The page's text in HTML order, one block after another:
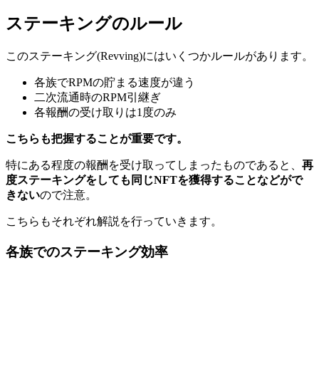
ステーキングのルール
このステーキング(Revving)にはいくつかルールがあります。
各族でRPMの貯まる速度が違う
二次流通時のRPM引継ぎ
各報酬の受け取りは1度のみ
こちらも把握することが重要です。
特にある程度の報酬を受け取ってしまったものであると、 再
度ステーキングをしても同じNFTを獲得することなどがで
きないので注意。
こちらもそれぞれ解説を行っていきます。
各族でのステーキング効率